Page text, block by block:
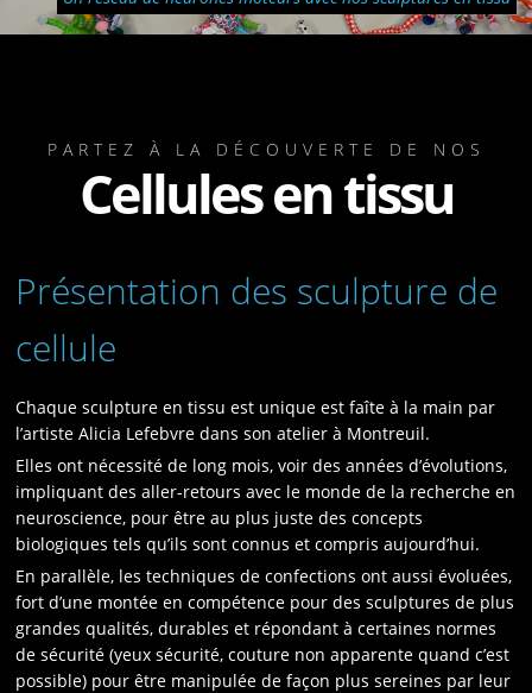
PARTEZ À LA DÉCOUVERTE DE NOS
Cellules en tissu
Présentation des sculpture de
cellule
Chaque sculpture en tissu est unique est faîte à la main par
l’artiste Alicia Lefebvre dans son atelier à Montreuil.
Elles ont nécessité de long mois, voir des années d’évolutions,
impliquant des aller-retours avec le monde de la recherche en
neuroscience, pour être au plus juste des concepts
biologiques tels qu’ils sont connus et compris aujourd’hui.
En parallèle, les techniques de confections ont aussi évoluées,
fort d’une montée en compétence pour des sculptures de plus
grandes qualités, durables et répondant à certaines normes
de sécurité (yeux sécurité, couture non apparente quand c’est
possible) pour être manipulée de façon plus sereines par leur